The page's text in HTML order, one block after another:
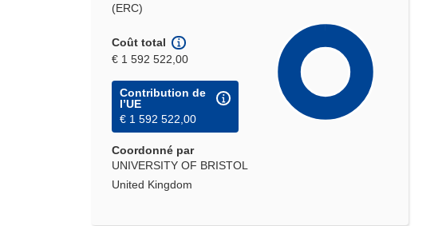
(ERC)
Coût total
€ 1 592 522,00
Contribution de
l’UE
€ 1 592 522,00
Coordonné par
UNIVERSITY OF BRISTOL
United Kingdom